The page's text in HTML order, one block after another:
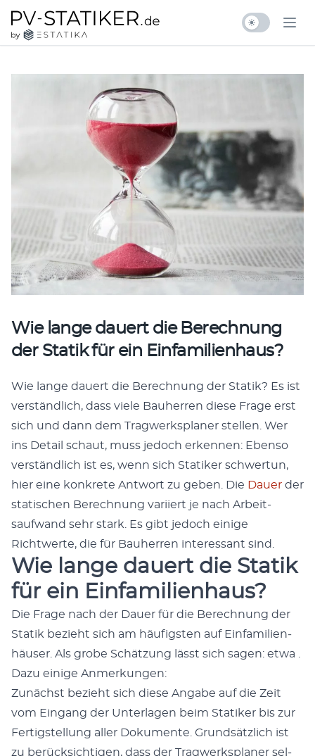
pv-statiker.de by ESTATIKA
Wie lange dauert die Berechnung
der Statik für ein Einfamilienhaus?
Wie lange dauert die Berech­nung der Sta­tik? Es ist
ver­ständlich, dass viele Bauher­ren diese Frage erst
sich und dann dem Trag­w­erk­s­plan­er stellen. Wer
ins Detail schaut, muss jedoch erken­nen: Eben­so
ver­ständlich ist es, wenn sich Sta­tik­er schw­er­tun,
hier eine konkrete Antwort zu geben. Die Dauer der
sta­tis­chen Berech­nung vari­iert je nach Arbeit­
saufwand sehr stark. Es gibt jedoch einige
Richtwerte, die für Bauher­ren inter­es­sant sind.
Wie lange dauert die Statik
für ein Einfamilienhaus?
Die Frage nach der Dauer für die Berech­nung der
Sta­tik bezieht sich am häu­fig­sten auf Ein­fam­i­lien­
häuser. Als grobe Schätzung lässt sich sagen: etwa .
Dazu einige Anmerkun­gen:
Zunächst bezieht sich diese Angabe auf die Zeit
vom Ein­gang der Unter­la­gen beim Sta­tik­er bis zur
Fer­tig­stel­lung aller Doku­mente. Grund­sät­zlich ist
zu berück­sichti­gen, dass der Trag­w­erk­s­plan­er sel­